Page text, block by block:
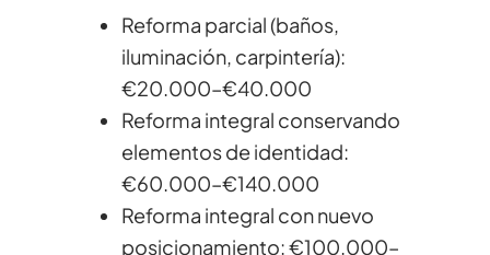
Reforma parcial (baños,
iluminación, carpintería):
€20.000–€40.000
Reforma integral conservando
elementos de identidad:
€60.000–€140.000
Reforma integral con nuevo
posicionamiento: €100.000–